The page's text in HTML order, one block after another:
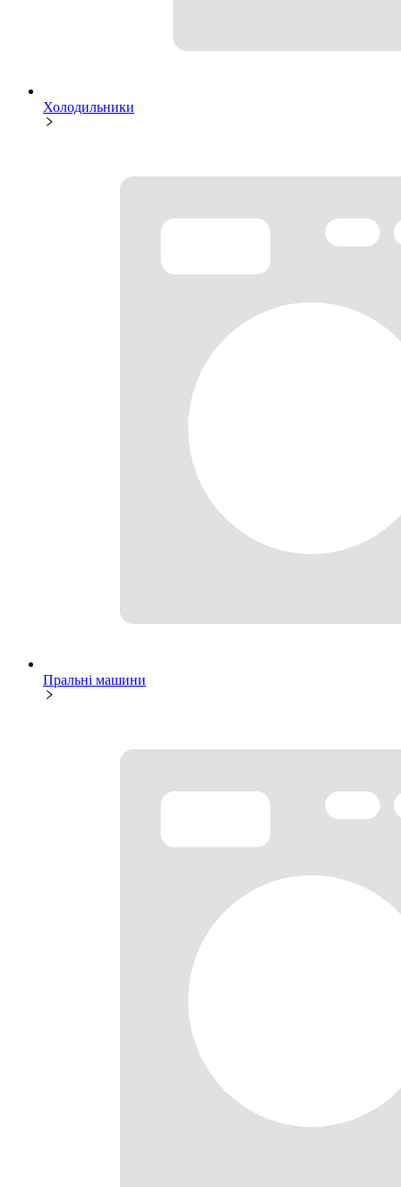
Холодильники
Пральні машини